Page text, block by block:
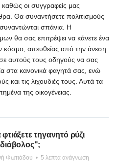
καθώς οι συγγραφείς μας
Θα συναντήσετε πολιτισμούς
σπάνια. Η
θα σας επιτρέψει να κάνετε ένα
κόσμο, απευθείας από την άνεση
αυτούς τους οδηγούς να σας
στα κανονικά φαγητά σας, ενώ
και τις λιχουδιές τους. Αυτά τα
της οικογένειας.
τηγανητό ρύζι
Φωτιάδου • 5 λεπτά ανάγνωση